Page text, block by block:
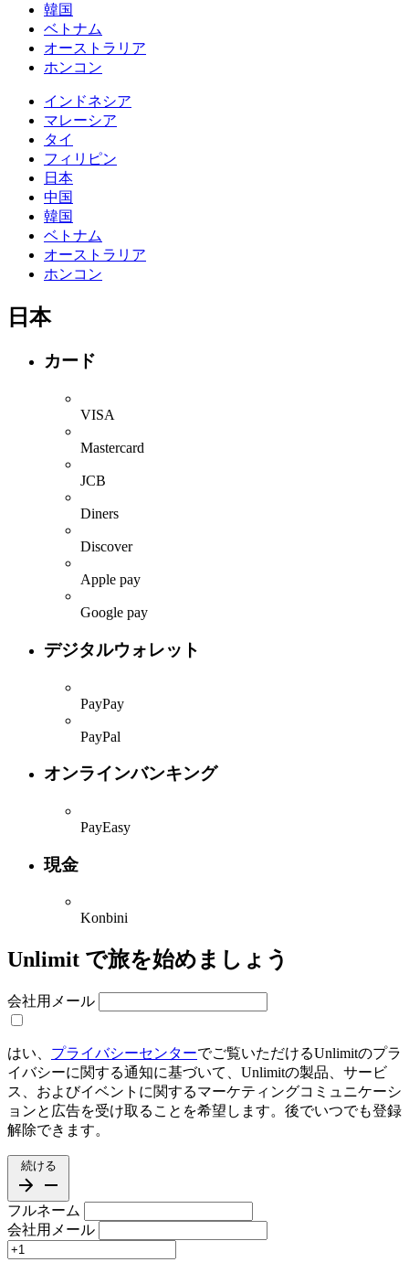
韓国
ベトナム
オーストラリア
ホンコン
インドネシア
マレーシア
タイ
フィリピン
日本
中国
韓国
ベトナム
オーストラリア
ホンコン
日本
カード
VISA
Mastercard
JCB
Diners
Discover
Apple pay
Google pay
デジタルウォレット
PayPay
PayPal
オンラインバンキング
PayEasy
現金
Konbini
Unlimit で旅を始めましょう
会社用メール
はい、 プライバシーセンターでご覧いただけるUnlimitのプラ
イバシーに関する通知に基づいて、Unlimitの製品、サービ
ス、およびイベントに関するマーケティングコミュニケーシ
ョンと広告を受け取ることを希望します。後でいつでも登録
解除できます。
続ける
フルネーム
会社用メール